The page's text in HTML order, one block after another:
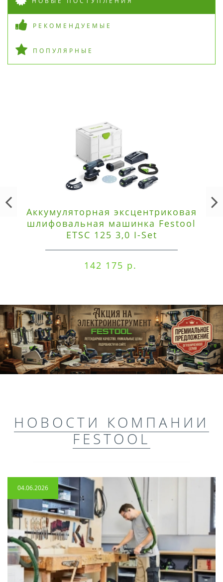
РЕКОМЕНДУЕМЫЕ
ПОПУЛЯРНЫЕ
Аккумуляторная эксцентриковая
шлифовальная машинка Festool
ETSC 125 3,0 I-Set
142 175 р.
НОВОСТИ КОМПАНИИ
FESTOOL
04.06.2026